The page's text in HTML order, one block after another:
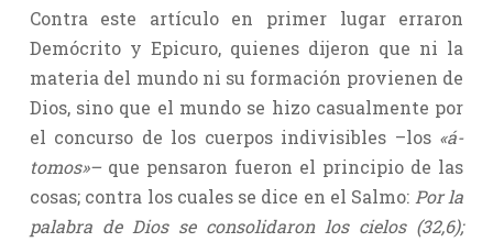
Contra este artículo en primer lugar erraron
Demócrito y Epicuro, quienes dijeron que ni la
materia del mundo ni su formación provienen de
Dios, sino que el mundo se hizo casualmente por
el concurso de los cuerpos indivisibles –los «á-
tomos»– que pensaron fueron el principio de las
cosas; contra los cuales se dice en el Salmo: Por la
palabra de Dios se consolidaron los cielos (32,6);